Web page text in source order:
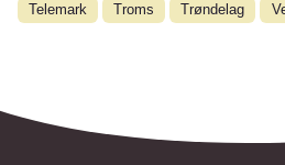
Telemark Troms Trøndelag